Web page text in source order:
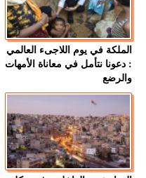
الملكة في يوم اللاجىء العالمي
: دعونا نتأمل في معاناة الأمهات
والرضع